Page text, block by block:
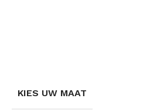
KIES UW MAAT